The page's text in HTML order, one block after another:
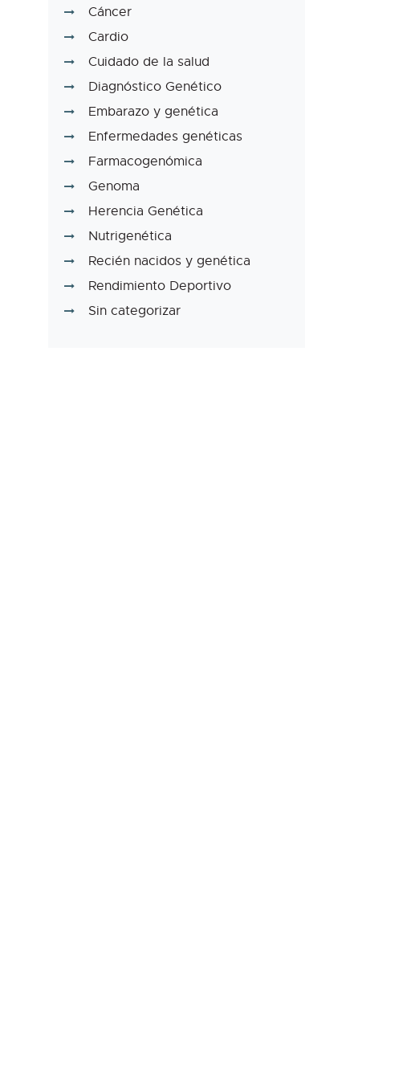
Cáncer
Cardio
Cuidado de la salud
Diagnóstico Genético
Embarazo y genética
Enfermedades genéticas
Farmacogenómica
Genoma
Herencia Genética
Nutrigenética
Recién nacidos y genética
Rendimiento Deportivo
Sin categorizar